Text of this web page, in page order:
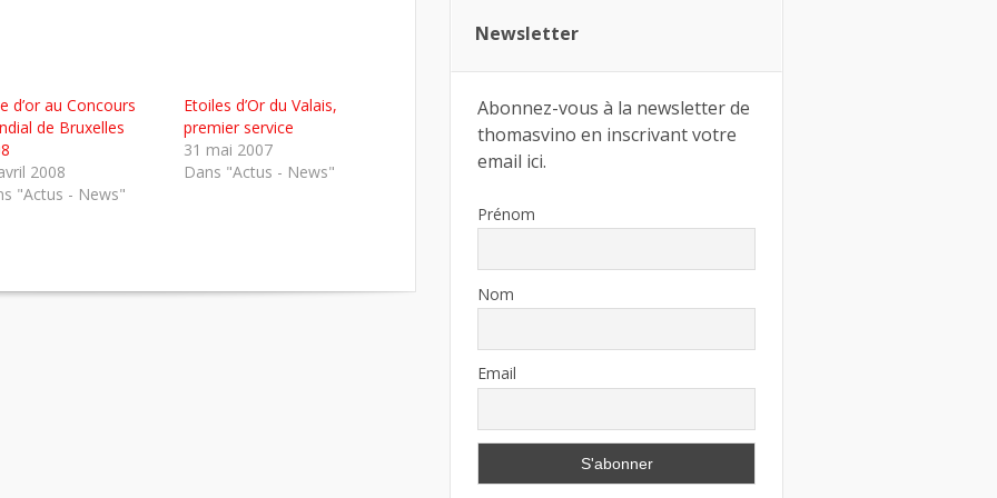
d’or au Concours
de Bruxelles
2008
"Actus - News"
Etoiles d’Or du Valais,
premier service
31 mai 2007
Dans "Actus - News"
Newsletter
Abonnez-vous à la newsletter de
thomasvino en inscrivant votre
email ici.
Prénom
Nom
Email